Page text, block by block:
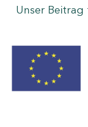
Unser